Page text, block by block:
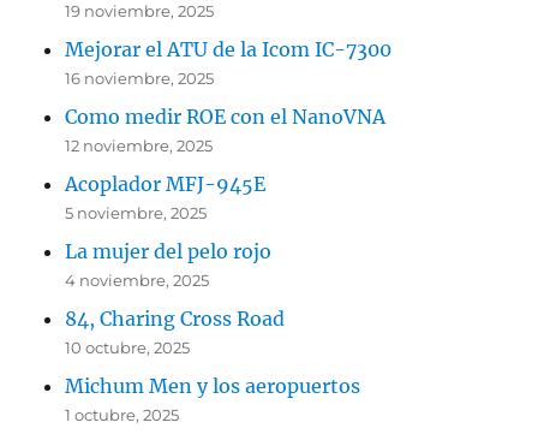
19 noviembre, 2025
Mejorar el ATU de la Icom IC-7300
16 noviembre, 2025
Como medir ROE con el NanoVNA
12 noviembre, 2025
Acoplador MFJ-945E
5 noviembre, 2025
La mujer del pelo rojo
4 noviembre, 2025
84, Charing Cross Road
10 octubre, 2025
Michum Men y los aeropuertos
1 octubre, 2025